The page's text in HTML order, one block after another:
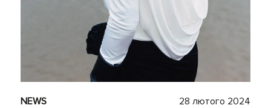
NEWS 28 лютого 2024